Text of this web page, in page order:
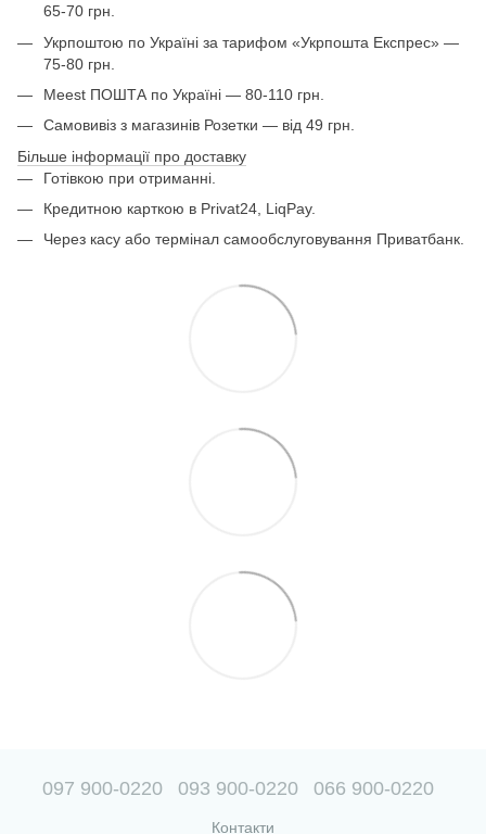
65-70 грн.
Укрпоштою по Україні за тарифом «Укрпошта Експрес» —
75-80 грн.
Meest ПОШТА по Україні — 80-110 грн.
Самовивіз з магазинів Розетки — від 49 грн.
Більше інформації про доставку
Готівкою при отриманні.
Кредитною карткою в Privat24, LiqPay.
Через касу або термінал самообслуговування Приватбанк.
097 900-0220 093 900-0220 066 900-0220
Контакти